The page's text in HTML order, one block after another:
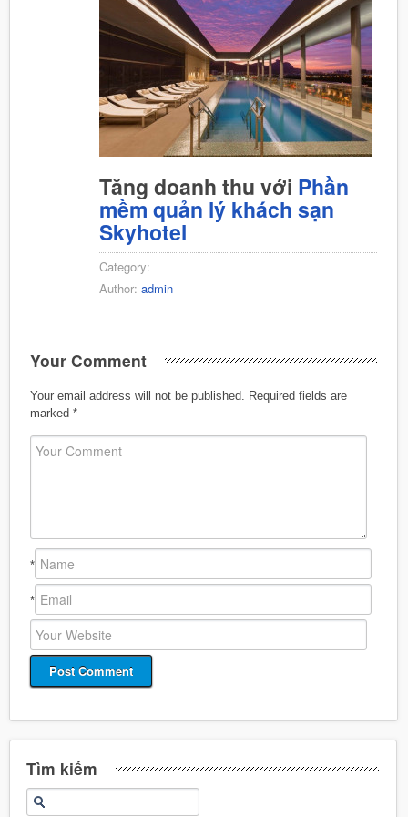
Tăng doanh thu với Phần
mềm quản lý khách sạn
Skyhotel
Category:
Author: admin
Your Comment
Your email address will not be published.
Required fields are
marked *
*
*
Tìm kiếm